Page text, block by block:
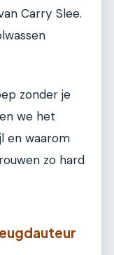
Carry Slee.
zonder je
we het
en waarom
zo hard